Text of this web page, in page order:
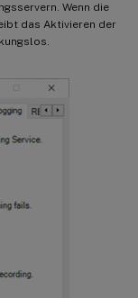
Wenn die
das Aktivieren der